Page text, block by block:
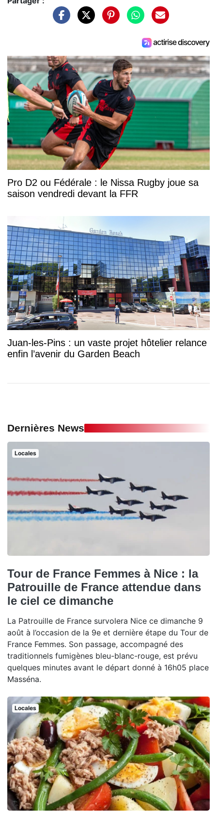
Pro D2 ou Fédérale : le Nissa Rugby joue sa
saison vendredi devant la FFR
Juan-les-Pins : un vaste projet hôtelier relance
enfin l’avenir du Garden Beach
Dernières News
Locales
Tour de France Femmes à Nice : la
Patrouille de France attendue dans
le ciel ce dimanche
La Patrouille de France survolera Nice ce dimanche 9
août à l’occasion de la 9e et dernière étape du Tour de
France Femmes. Son passage, accompagné des
traditionnels fumigènes bleu-blanc-rouge, est prévu
quelques minutes avant le départ donné à 16h05 place
Masséna.
Locales